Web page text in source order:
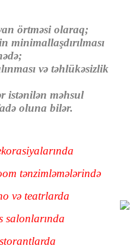
örtməsi olaraq;
minimallaşdırılması
və təhlükəsizlik
istənilən məhsul
oluna bilər.
tənzimləmələrində
və teatrlarda
salonlarında